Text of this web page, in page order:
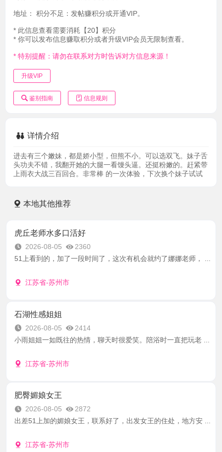
地址： 积分不足：发帖赚积分或开通VIP。
* 此信息查看需要消耗【20】积分
* 你可以发布信息赚取积分或者升级VIP会员无限制查看。
* 特别提醒：请勿在联系对方时告诉对方信息来源！
升级VIP
鉴别指南 信息规则
详情介绍
进去有三个嫩妹，都是娇小型，但熊不小。可以选双飞。妹子舌
头功夫不错，我翻开她的大腿一看馒头逼。还挺粉嫩的。赶紧带
上雨衣大战三百回合。非常棒 的一次体验，下次换个妹子试试
本地其他推荐
虎丘老师水多口活好
2026-08-05
2360
51上看到的，加了一段时间了，这次有机会就约了娜娜老师， ...
江苏省-苏州市
石湖性感姐姐
2026-08-05
2414
小雨姐姐一如既往的热情，聊天时很爱笑。陪浴时一直把玩老 ...
江苏省-苏州市
肥臀媚娘女王
2026-08-05
2872
出差51上加的媚娘女王，联系好了，出发女王的住处，地方安 ...
江苏省-苏州市